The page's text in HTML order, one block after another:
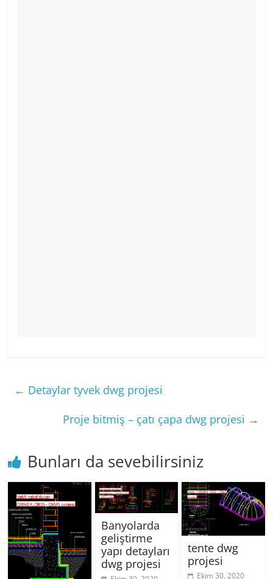
← Detaylar tyvek dwg projesi
Proje bitmiş – çatı çapa dwg projesi →
Bunları da sevebilirsiniz
Banyolarda
geliştirme
yapı detayları
dwg projesi
tente dwg
projesi
Ekim 30, 2020